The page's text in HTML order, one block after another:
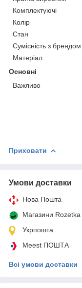
Комплектуючі
Колір
Стан
Сумісність з брендом
Матеріал
Основні
Важливо
Приховати
Умови доставки
Нова Пошта
Магазини Rozetka
Укрпошта
Meest ПОШТА
Всі умови доставки